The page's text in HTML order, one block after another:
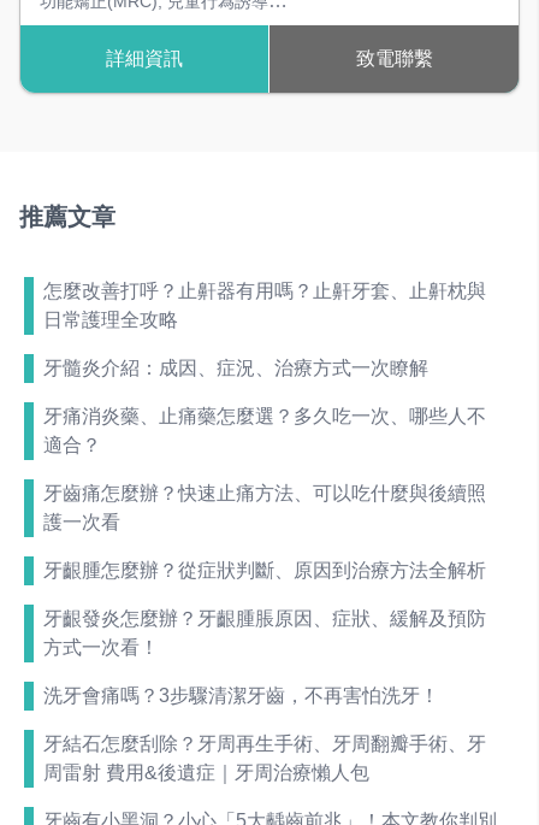
兒童早期矯正,空間維持器,兒童
詳細資訊 致電聯繫
推薦文章
怎麼改善打呼？止鼾器有用嗎？止鼾牙套、止鼾枕與
日常護理全攻略
牙髓炎介紹：成因、症況、治療方式一次瞭解
牙痛消炎藥、止痛藥怎麼選？多久吃一次、哪些人不
適合？
牙齒痛怎麼辦？快速止痛方法、可以吃什麼與後續照
護一次看
牙齦腫怎麼辦？從症狀判斷、原因到治療方法全解析
牙齦發炎怎麼辦？牙齦腫脹原因、症狀、緩解及預防
方式一次看！
洗牙會痛嗎？3步驟清潔牙齒，不再害怕洗牙！
牙結石怎麼刮除？牙周再生手術、牙周翻瓣手術、牙
周雷射 費用&後遺症｜牙周治療懶人包